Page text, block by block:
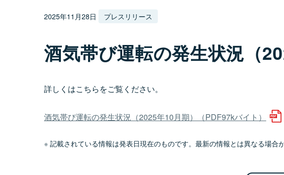
2025年11月28日 プレスリリース
酒気帯び運転の発生状況（
詳しくはこちらをご覧ください。
酒気帯び運転の発生状況（2025年10月期）（PDF97kバイト）
記載されている情報は発表日現在のものです。最新の情報とは異なる場合